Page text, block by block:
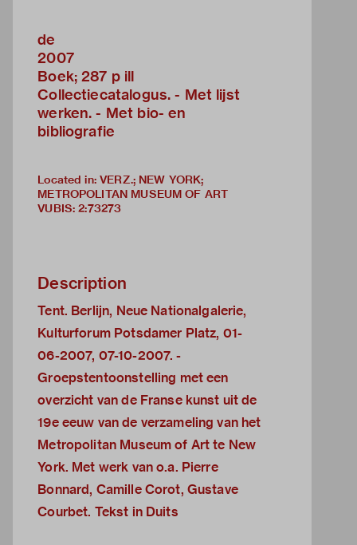
de
2007
Boek; 287 p ill
Collectiecatalogus. - Met lijst
werken. - Met bio- en
bibliografie
Located in: VERZ.; NEW YORK;
METROPOLITAN MUSEUM OF ART
VUBIS: 2:73273
Description
Tent. Berlijn, Neue Nationalgalerie,
Kulturforum Potsdamer Platz, 01-
06-2007, 07-10-2007. -
Groepstentoonstelling met een
overzicht van de Franse kunst uit de
19e eeuw van de verzameling van het
Metropolitan Museum of Art te New
York. Met werk van o.a. Pierre
Bonnard, Camille Corot, Gustave
Courbet. Tekst in Duits